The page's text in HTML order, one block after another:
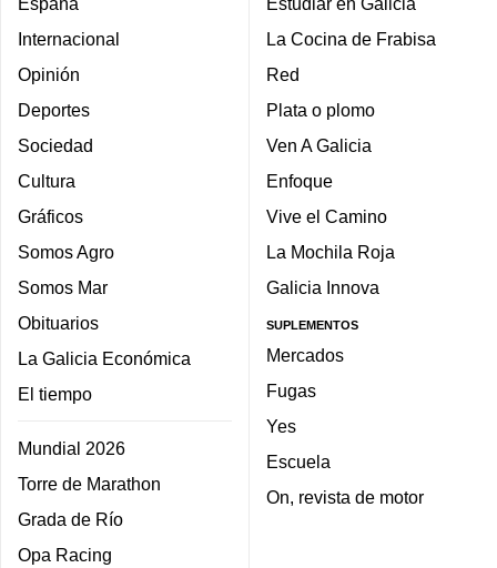
Internacional
Opinión
Deportes
Sociedad
Cultura
Gráficos
Somos Agro
Somos Mar
Obituarios
La Galicia Económica
El tiempo
Mundial 2026
Torre de Marathon
Grada de Río
Opa Racing
La Cocina de Frabisa
Red
Plata o plomo
Ven A Galicia
Enfoque
Vive el Camino
La Mochila Roja
Galicia Innova
SUPLEMENTOS
Mercados
Fugas
Yes
Escuela
On, revista de motor